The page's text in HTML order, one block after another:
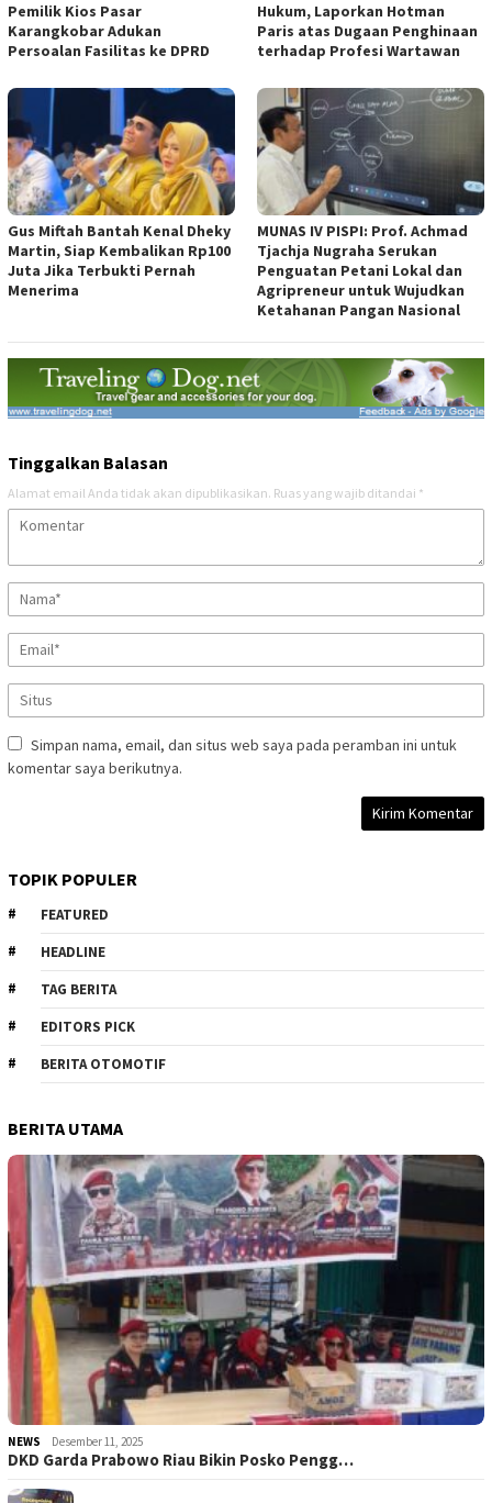
Pemilik Kios Pasar
Karangkobar Adukan
Persoalan Fasilitas ke DPRD
Hukum, Laporkan Hotman
Paris atas Dugaan Penghinaan
terhadap Profesi Wartawan
Gus Miftah Bantah Kenal Dheky
Martin, Siap Kembalikan Rp100
Juta Jika Terbukti Pernah
Menerima
MUNAS IV PISPI: Prof. Achmad
Tjachja Nugraha Serukan
Penguatan Petani Lokal dan
Agripreneur untuk Wujudkan
Ketahanan Pangan Nasional
Tinggalkan Balasan
Alamat email Anda tidak akan dipublikasikan. Ruas yang wajib ditandai *
Simpan nama, email, dan situs web saya pada peramban ini untuk
komentar saya berikutnya.
TOPIK POPULER
FEATURED
HEADLINE
TAG BERITA
EDITORS PICK
BERITA OTOMOTIF
BERITA UTAMA
NEWS Desember 11, 2025
DKD Garda Prabowo Riau Bikin Posko Pengg…